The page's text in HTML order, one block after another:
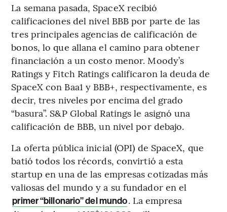
La semana pasada, SpaceX recibió
calificaciones del nivel BBB por parte de las
tres principales agencias de calificación de
bonos, lo que allana el camino para obtener
financiación a un costo menor. Moody’s
Ratings y Fitch Ratings calificaron la deuda de
SpaceX con Baa1 y BBB+, respectivamente, es
decir, tres niveles por encima del grado
“basura”. S&P Global Ratings le asignó una
calificación de BBB, un nivel por debajo.
La oferta pública inicial (OPI) de SpaceX, que
batió todos los récords, convirtió a esta
startup en una de las empresas cotizadas más
valiosas del mundo y a su fundador en el
primer “billonario” del mundo. La empresa